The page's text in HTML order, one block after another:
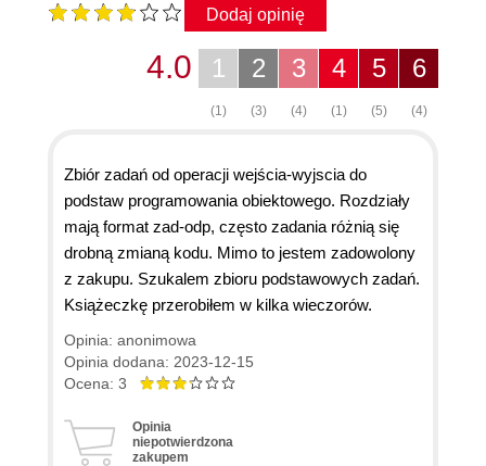
Dodaj opinię
6
(4)
5
(5)
4
(1)
3
(4)
2
(3)
1
(1)
4.0
Zbiór zadań od operacji wejścia-wyjscia do
podstaw programowania obiektowego. Rozdziały
mają format zad-odp, często zadania różnią się
drobną zmianą kodu. Mimo to jestem zadowolony
z zakupu. Szukalem zbioru podstawowych zadań.
Książeczkę przerobiłem w kilka wieczorów.
Opinia: anonimowa
Opinia dodana: 2023-12-15
Ocena: 3
Opinia
niepotwierdzona
zakupem